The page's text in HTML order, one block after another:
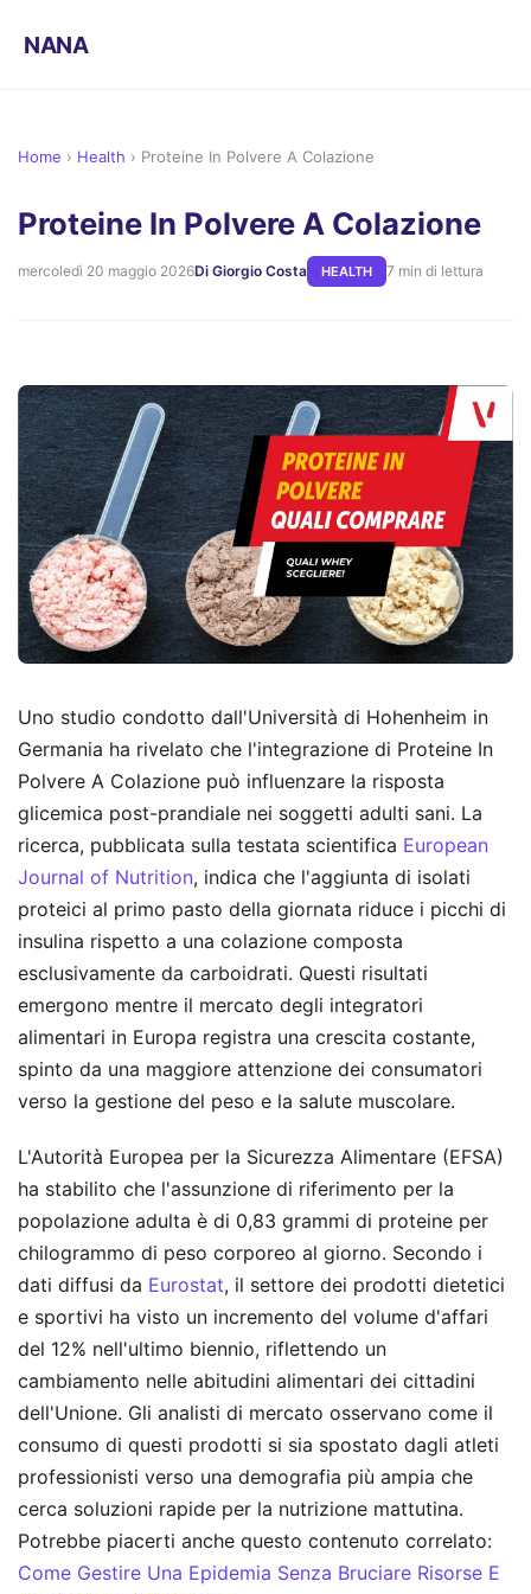
NANA
Home › Health › Proteine In Polvere A Colazione
Proteine In Polvere A Colazione
mercoledì 20 maggio 2026Di Giorgio Costa HEALTH 7 min di lettura
Uno studio condotto dall'Università di Hohenheim in
Germania ha rivelato che l'integrazione di Proteine In
Polvere A Colazione può influenzare la risposta
glicemica post-prandiale nei soggetti adulti sani. La
ricerca, pubblicata sulla testata scientifica European
Journal of Nutrition, indica che l'aggiunta di isolati
proteici al primo pasto della giornata riduce i picchi di
insulina rispetto a una colazione composta
esclusivamente da carboidrati. Questi risultati
emergono mentre il mercato degli integratori
alimentari in Europa registra una crescita costante,
spinto da una maggiore attenzione dei consumatori
verso la gestione del peso e la salute muscolare.
L'Autorità Europea per la Sicurezza Alimentare (EFSA)
ha stabilito che l'assunzione di riferimento per la
popolazione adulta è di 0,83 grammi di proteine per
chilogrammo di peso corporeo al giorno. Secondo i
dati diffusi da Eurostat, il settore dei prodotti dietetici
e sportivi ha visto un incremento del volume d'affari
del 12% nell'ultimo biennio, riflettendo un
cambiamento nelle abitudini alimentari dei cittadini
dell'Unione. Gli analisti di mercato osservano come il
consumo di questi prodotti si sia spostato dagli atleti
professionisti verso una demografia più ampia che
cerca soluzioni rapide per la nutrizione mattutina.
Potrebbe piacerti anche questo contenuto correlato:
Come Gestire Una Epidemia Senza Bruciare Risorse E